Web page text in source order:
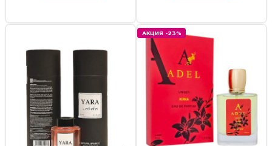
АКЦИЯ -23%